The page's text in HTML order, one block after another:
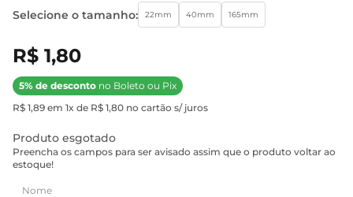
Selecione o tamanho: 22mm 40mm 165mm
R$ 1,80
5% de desconto no Boleto ou Pix
R$ 1,89 em 1x de R$ 1,80 no cartão s/ juros
Produto esgotado
Preencha os campos para ser avisado assim que o produto voltar ao
estoque!